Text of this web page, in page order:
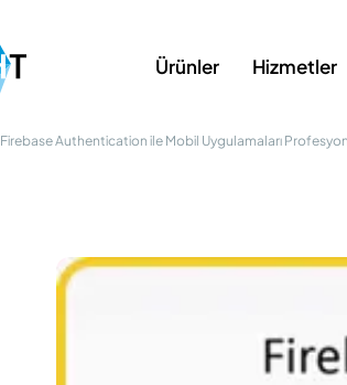
Ürünler Hizmetler
Firebase Authentication ile Mobil Uygulamaları